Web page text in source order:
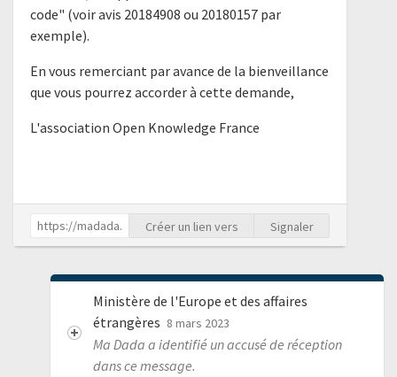
code" (voir avis 20184908 ou 20180157 par
exemple).
En vous remerciant par avance de la bienveillance
que vous pourrez accorder à cette demande,
L'association Open Knowledge France
Créer un lien vers Signaler
Ministère de l'Europe et des affaires
étrangères 8 mars 2023
Ma Dada a identifié un accusé de réception
dans ce message.